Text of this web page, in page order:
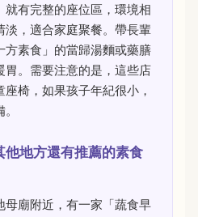
就有完整的座位區，環境相
淡，適合家庭聚餐。帶長輩
方素食」的當歸湯麵或藥膳
胃。需要注意的是，這些店
椅，如果孩子年紀很小，
他地方還有推薦的素食
母廟附近，有一家「蔬食早